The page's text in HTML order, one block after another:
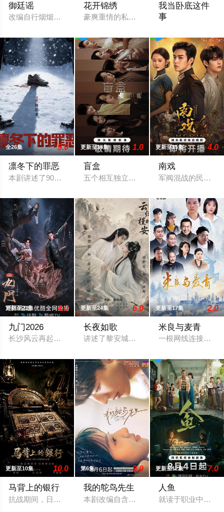
御廷谣
改编自行烟烟的同名小说。孟廷辉，大平王朝有史以来个以女
花开锦绣
豪爽重情的私盐贩子赵凌虽出身草莽，却
我当卧底这件
事
全26集 5.0
凛冬下的罪恶
本剧讲述了90年代末，怒河市刑侦支队在无普及监控、无DNA
更新至14集 1.0
盲盒
五个相互独立，又彼此呼应的故事——用
更新至15集 4.0
南戏
军阀混战的民国奉
更新至21集 4.0
九门2026
长沙风云再起之时，张启山（陈伟霆 饰）与吴老狗（曾舜晞 饰
更新至24集 6.0
长夜如歌
讲述了黎安城大郡主棠溪槿与烈云峥之间
更新至17集 2.0
米良与麦青
一根网线连接了中
更新至10集 10.0
马背上的银行
抗战期间，日伪政府强行推广、使用由“中国准备银行”发行的
第6集 9.0
我的鸵鸟先生
本剧改编自含胭的同名小说，讲述了邻家
更新至12集 7.0
人鱼
就读于职业中学培